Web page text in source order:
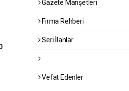
Gazete Manşetleri
Firma Rehberi
Seri İlanlar
Vefat Edenler